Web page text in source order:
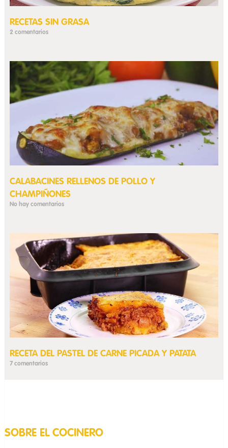
RECETAS SIN GRASA
2 comentarios
CALABACINES RELLENOS DE POLLO Y
CHAMPIÑONES
No hay comentarios
RECETA DEL PASTEL DE CARNE PICADA Y PATATA
7 comentarios
SOBRE EL COCINERO